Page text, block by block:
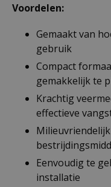
Voordelen:
Gemaakt van
gebruik
Compact
gemakkelijk te
Krachtig
effectieve
Eenvoudig te
installatie